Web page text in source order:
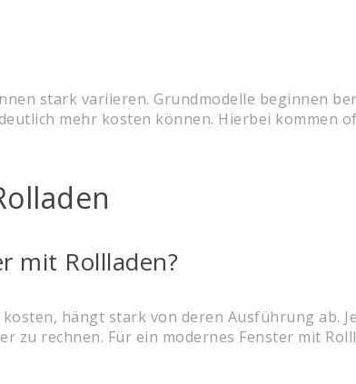
stark variieren. Grundmodelle beginnen
mehr kosten können. Hierbei kommen
mit Rollladen?
hängt stark von deren Ausführung ab.
zu rechnen. Für ein modernes Fenster mit